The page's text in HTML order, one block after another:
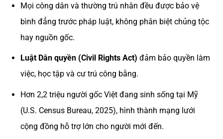
Mọi công dân và thường trú nhân đều được bảo vệ
bình đẳng trước pháp luật, không phân biệt chủng tộc
hay nguồn gốc.
Luật Dân quyền (Civil Rights Act) đảm bảo quyền làm
việc, học tập và cư trú công bằng.
Hơn 2,2 triệu người gốc Việt đang sinh sống tại Mỹ
(U.S. Census Bureau, 2025), hình thành mạng lưới
cộng đồng hỗ trợ lớn cho người mới đến.